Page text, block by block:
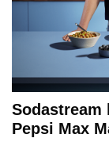
Sodastream
Pepsi Max